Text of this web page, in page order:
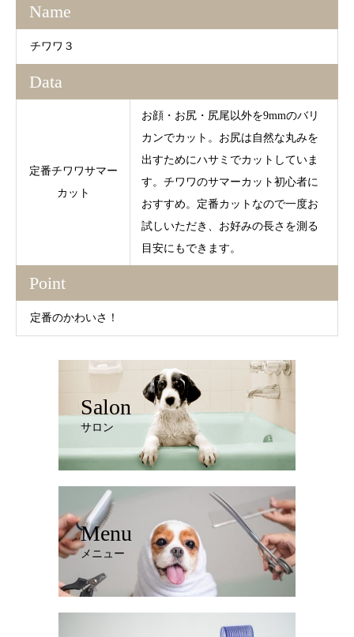
Name
チワワ３
Data
定番チワワサマー
カット
お顔・お尻・尻尾以外を9mmのバリ
カンでカット。お尻は自然な丸みを
出すためにハサミでカットしていま
す。チワワのサマーカット初心者に
おすすめ。定番カットなので一度お
試しいただき、お好みの長さを測る
目安にもできます。
Point
定番のかわいさ！
Salon
サロン
Menu
メニュー